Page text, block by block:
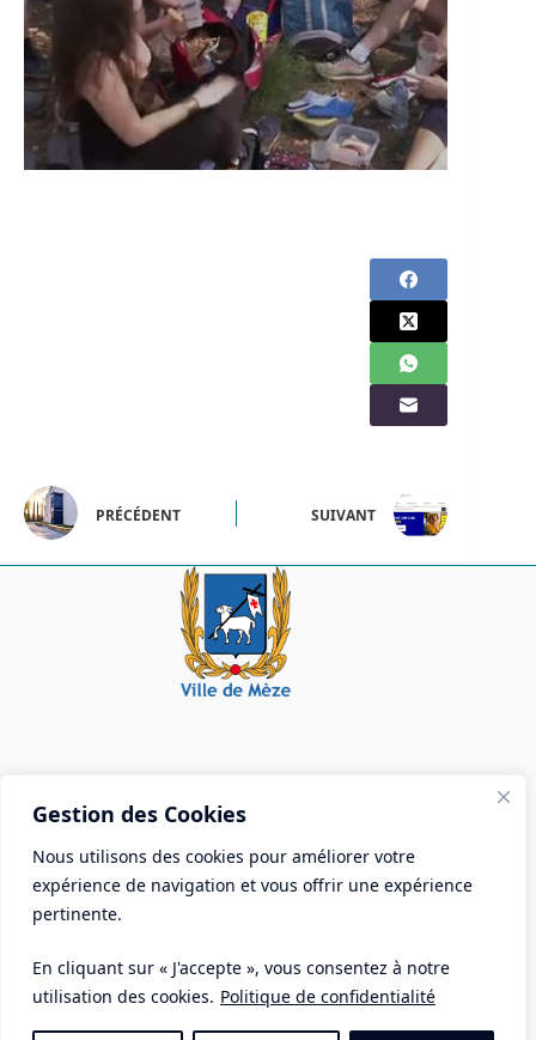
Gestion des Cookies
Nous utilisons des cookies pour améliorer votre
expérience de navigation et vous offrir une expérience
pertinente.
En cliquant sur « J'accepte », vous consentez à notre
utilisation des cookies. Politique de confidentialité
PRÉCÉDENT SUIVANT
Mairie de Mèze
Place Aristide Briand - BP 28 34140 Mèze
Tél :04 67 18 30 30
Mail :